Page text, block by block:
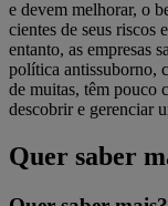
e devem melhorar, o
cientes de seus riscos
entanto, as empresas
política antissuborno,
de muitas, têm pouco
descobrir e gerenciar
Quer saber